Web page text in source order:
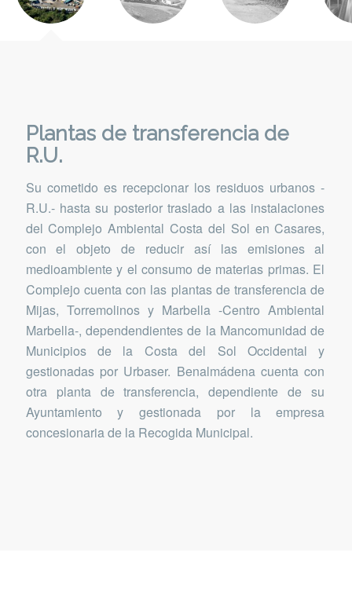
Plantas de transferencia de
R.U.
Su cometido es recepcionar los residuos urbanos -
R.U.- hasta su posterior traslado a las instalaciones
del Complejo Ambiental Costa del Sol en Casares,
con el objeto de reducir así las emisiones al
medioambiente y el consumo de materias primas. El
Complejo cuenta con las plantas de transferencia de
Mijas, Torremolinos y Marbella -Centro Ambiental
Marbella-, dependendientes de la Mancomunidad de
Municipios de la Costa del Sol Occidental y
gestionadas por Urbaser. Benalmádena cuenta con
otra planta de transferencia, dependiente de su
Ayuntamiento y gestionada por la empresa
concesionaria de la Recogida Municipal.